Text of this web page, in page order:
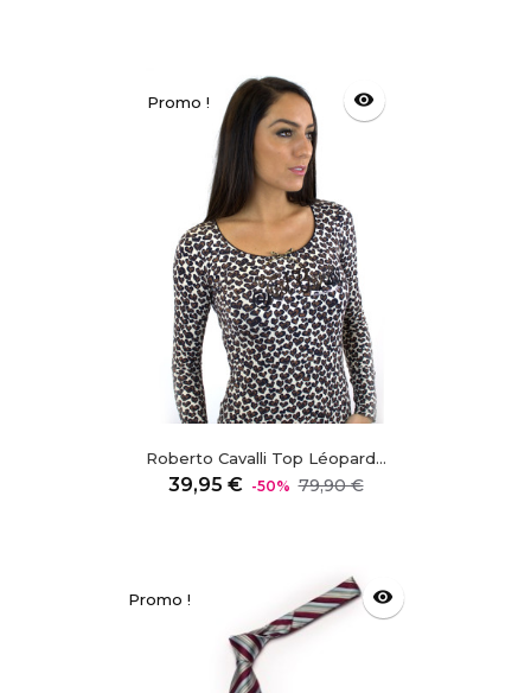
Promo ! visibility
Roberto Cavalli Top Léopard...
39,95 € Prix
-50% 79,90 €Prix
Promo ! visibility